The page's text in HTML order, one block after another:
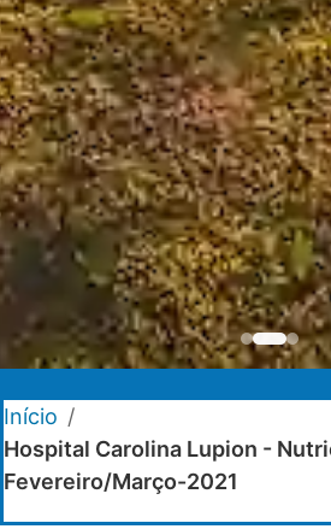
Início /
Hospital Carolina Lupion -
Fevereiro/Março-2021